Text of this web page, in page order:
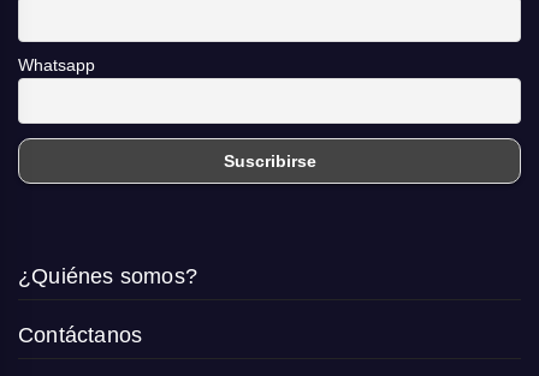
Whatsapp
¿Quiénes somos?
Contáctanos